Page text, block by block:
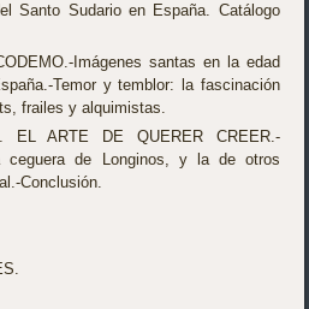
Santo Sudario en España. Catálogo
Imágenes santas en la edad
Temor y temblor: la fascinación
frailes y alquimistas.
EL ARTE DE QUERER CREER.-
ceguera de Longinos, y la de otros
Conclusión.